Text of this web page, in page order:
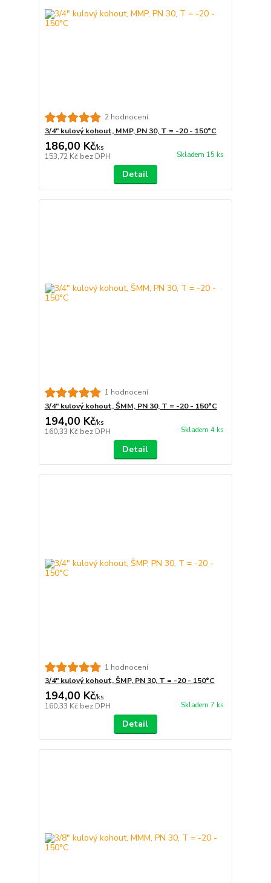
2 hodnocení
3/4" kulový kohout, MMP, PN 30, T = -20 - 150°C
186,00 Kč/ks
153,72 Kč bez DPH Skladem 15 ks
Detail
1 hodnocení
3/4" kulový kohout, ŠMM, PN 30, T = -20 - 150°C
194,00 Kč/ks
160,33 Kč bez DPH Skladem 4 ks
Detail
1 hodnocení
3/4" kulový kohout, ŠMP, PN 30, T = -20 - 150°C
194,00 Kč/ks
160,33 Kč bez DPH Skladem 7 ks
Detail